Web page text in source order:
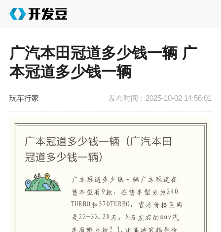
广汽本田冠道多少钱一辆 广
本冠道多少钱一辆
玩车行家 发布时间：2025-10-02 14:56:01